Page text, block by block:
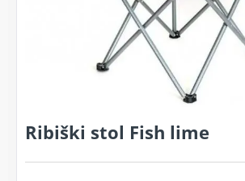
Ribiški stol Fish lime